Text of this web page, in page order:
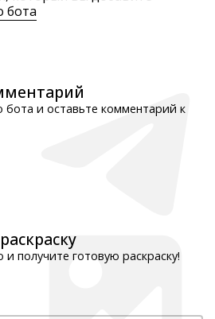
бота
и оставьте комментарий к
и получите готовую раскраску!